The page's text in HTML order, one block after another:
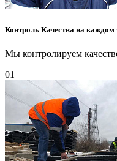
Контроль Качества на каждом
Мы контролируем
01